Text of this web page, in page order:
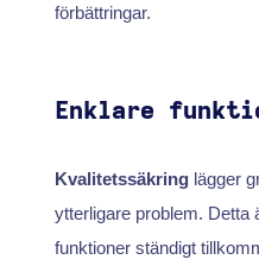
förbättringar.
Enklare
Kvalitetssäkringlägger
ytterligare problem. Detta
funktioner ständigt